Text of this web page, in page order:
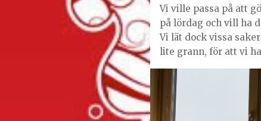
Vi ville passa på att
på lördag och vill ha
Vi lät dock vissa
lite grann, för att vi